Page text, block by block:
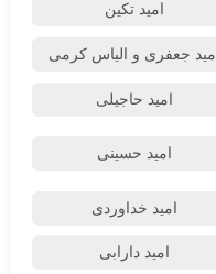
امید تکین
امید جعفری و الیاس کرمی
امید حاجیلی
امید حسینی
امید خداوردی
امید دارابی